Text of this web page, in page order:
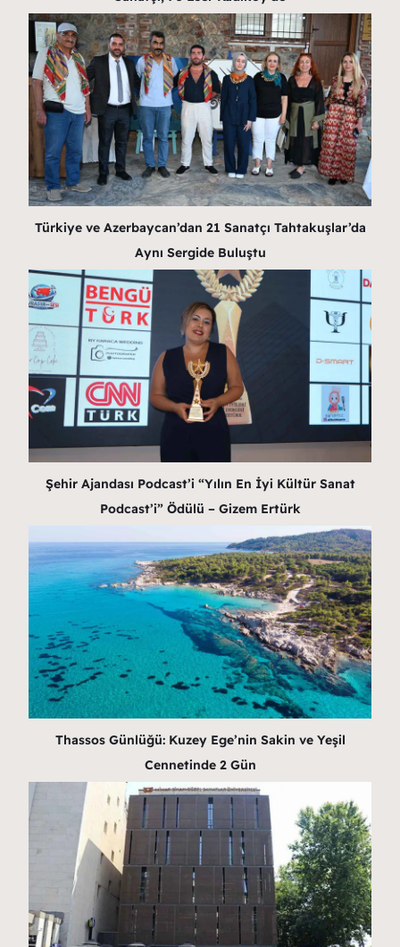
Türkiye ve Azerbaycan’dan 21 Sanatçı Tahtakuşlar’da
Aynı Sergide Buluştu
Şehir Ajandası Podcast’i “Yılın En İyi Kültür Sanat
Podcast’i” Ödülü – Gizem Ertürk
Thassos Günlüğü: Kuzey Ege’nin Sakin ve Yeşil
Cennetinde 2 Gün